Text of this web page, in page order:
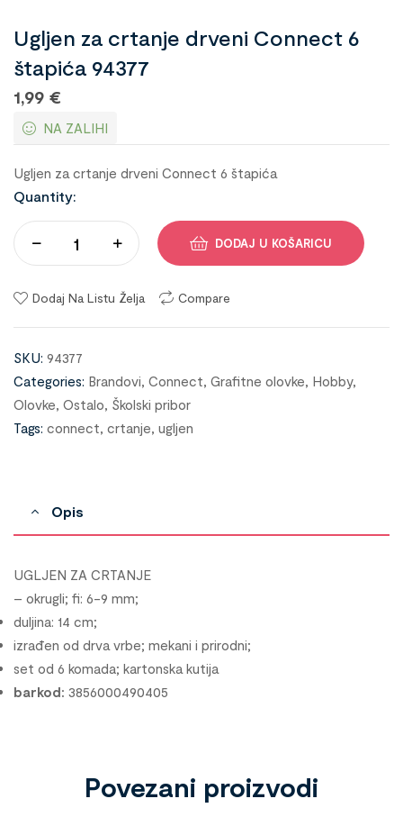
Ugljen za crtanje drveni Connect 6
štapića 94377
1,99 €
NA ZALIHI
Ugljen za crtanje drveni Connect 6 štapića
Quantity:
DODAJ U KOŠARICU
Dodaj Na Listu Želja Compare
SKU: 94377
Categories: Brandovi, Connect, Grafitne olovke, Hobby,
Olovke, Ostalo, Školski pribor
Tags: connect, crtanje, ugljen
Opis
UGLJEN ZA CRTANJE
– okrugli; fi: 6-9 mm;
duljina: 14 cm;
izrađen od drva vrbe; mekani i prirodni;
set od 6 komada; kartonska kutija
barkod: 3856000490405
Povezani proizvodi